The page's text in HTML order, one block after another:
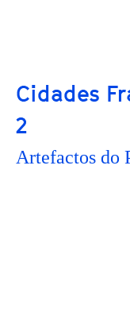
Cidades
2
Artefactos do